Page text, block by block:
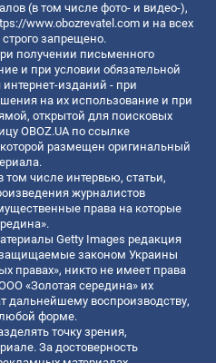
(в том числе фото- и видео-),
www.obozrevatel.com и на всех
запрещено.
получении письменного
и при условии обязательной
интернет-изданий - при
на их использование и при
открытой для поисковых
OBOZ.UA по ссылке
размещен оригинальный
том числе интервью, статьи,
журналистов
права на которые
Getty Images редакция
законом Украины
правах», никто не имеет права
«Золотая середина» их
дальнейшему воспроизводству,
форме.
точку зрения,
За достоверность